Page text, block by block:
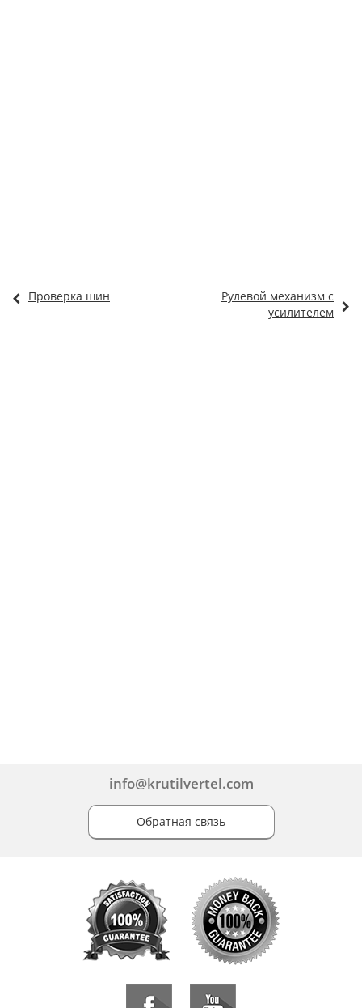
Проверка шин
Рулевой механизм с
усилителем
info@krutilvertel.com
Обратная связь